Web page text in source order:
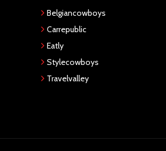
Belgiancowboys
Carrepublic
Eatly
Stylecowboys
Travelvalley